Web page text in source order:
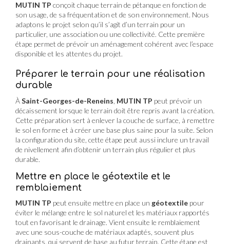
MUTIN TP conçoit chaque terrain de pétanque en fonction de
son usage, de sa fréquentation et de son environnement. Nous
adaptons le projet selon qu’il s’agit d’un terrain pour un
particulier, une association ou une collectivité. Cette première
étape permet de prévoir un aménagement cohérent avec l’espace
disponible et les attentes du projet.
Préparer le terrain pour une réalisation
durable
ÀSaint-Georges-de-Reneins MUTIN TP peut prévoir un
décaissement lorsque le terrain doit être repris avant la création.
Cette préparation sert à enlever la couche de surface, à remettre
le sol en forme et à créer une base plus saine pour la suite. Selon
la configuration du site, cette étape peut aussi inclure un travail
de nivellement afin d’obtenir un terrain plus régulier et plus
durable.
Mettre en place le géotextile et le
remblaiement
MUTIN TP peut ensuite mettre en place un géotextile pour
éviter le mélange entre le sol naturel et les matériaux rapportés
tout en favorisant le drainage. Vient ensuite le remblaiement
avec une sous-couche de matériaux adaptés, souvent plus
drainants, qui servent de base au futur terrain. Cette étape est